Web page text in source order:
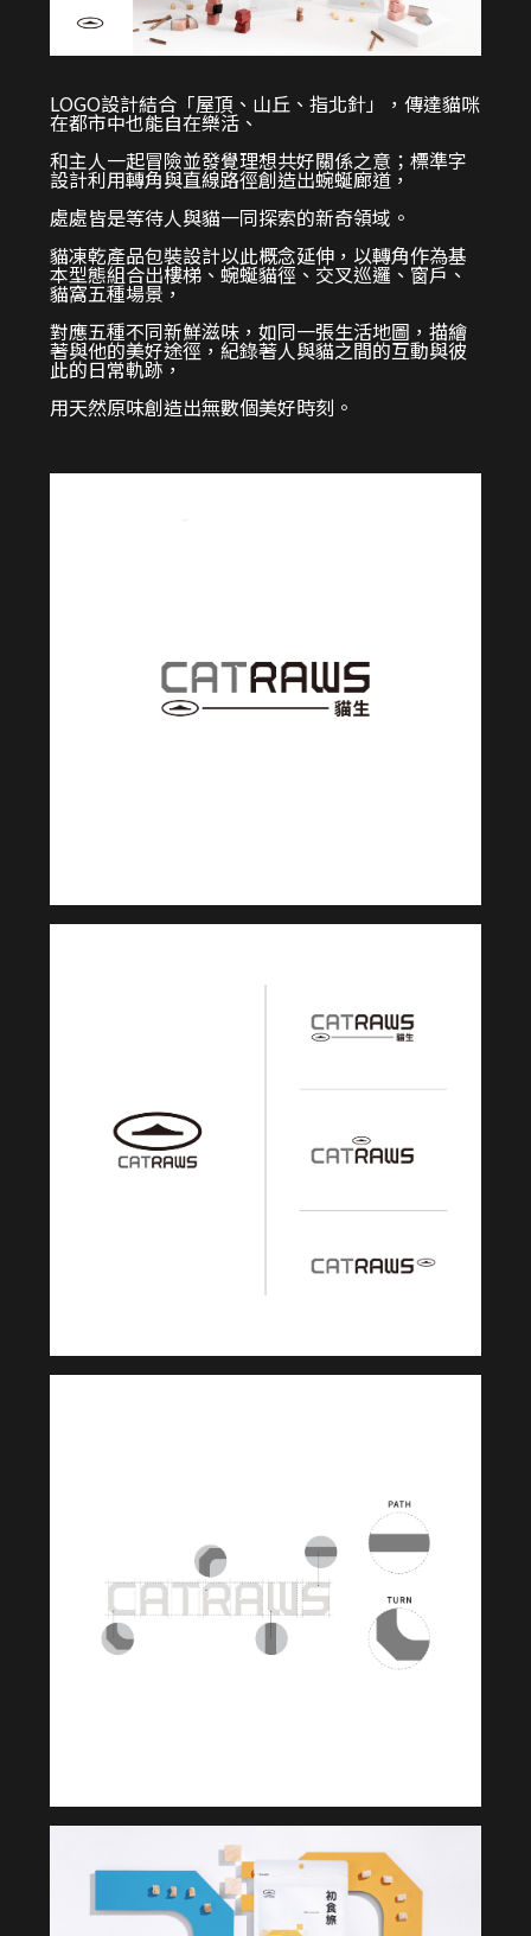
LOGO設計結合「屋頂、山丘、指北針」，傳達貓咪
在都市中也能自在樂活、
和主人一起冒險並發覺理想共好關係之意；標準字
設計利用轉角與直線路徑創造出蜿蜒廊道，
處處皆是等待人與貓一同探索的新奇領域。
貓凍乾產品包裝設計以此概念延伸，以轉角作為基
本型態組合出樓梯、蜿蜒貓徑、交叉巡邏、窗戶、
貓窩五種場景，
對應五種不同新鮮滋味，如同一張生活地圖，描繪
著與他的美好途徑，紀錄著人與貓之間的互動與彼
此的日常軌跡，
用天然原味創造出無數個美好時刻。